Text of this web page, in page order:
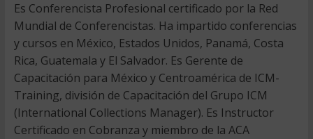
Es Conferencista Profesional certificado por la Red
Mundial de Conferencistas. Ha impartido conferencias
y cursos en México, Estados Unidos, Panamá, Costa
Rica, Guatemala y El Salvador. Es Gerente de
Capacitación para México y Centroamérica de ICM-
Training, división de Capacitación del Grupo ICM
(International Collections Manager). Es Instructor
Certificado en Cobranza y miembro de la ACA